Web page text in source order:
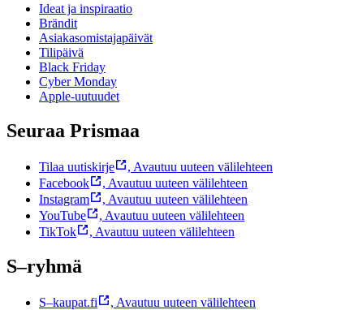
Ideat ja inspiraatio
Brändit
Asiakasomistajapäivät
Tilipäivä
Black Friday
Cyber Monday
Apple-uutuudet
Seuraa Prismaa
Tilaa uutiskirje , Avautuu uuteen välilehteen
Facebook
, Avautuu uuteen välilehteen
Instagram
, Avautuu uuteen välilehteen
YouTube
, Avautuu uuteen välilehteen
TikTok
, Avautuu uuteen välilehteen
S–ryhmä
S–kaupat.fi , Avautuu uuteen välilehteen